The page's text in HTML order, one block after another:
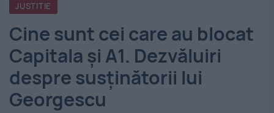
România
-
Evenimentul
Zilei
JUSTITIE
Cine sunt cei care au blocat
Capitala și A1. Dezvăluiri
despre susținătorii lui
Georgescu